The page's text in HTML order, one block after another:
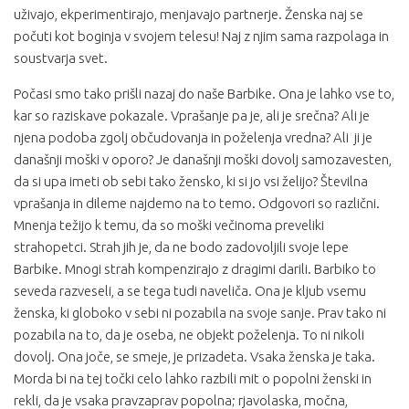
uživajo, ekperimentirajo, menjavajo partnerje. Ženska naj se
počuti kot boginja v svojem telesu! Naj z njim sama razpolaga in
soustvarja svet.
Počasi smo tako prišli nazaj do naše Barbike. Ona je lahko vse to,
kar so raziskave pokazale. Vprašanje pa je, ali je srečna? Ali je
njena podoba zgolj občudovanja in poželenja vredna? Ali ji je
današnji moški v oporo? Je današnji moški dovolj samozavesten,
da si upa imeti ob sebi tako žensko, ki si jo vsi želijo? Številna
vprašanja in dileme najdemo na to temo. Odgovori so različni.
Mnenja težijo k temu, da so moški večinoma preveliki
strahopetci. Strah jih je, da ne bodo zadovoljili svoje lepe
Barbike. Mnogi strah kompenzirajo z dragimi darili. Barbiko to
seveda razveseli, a se tega tudi naveliča. Ona je kljub vsemu
ženska, ki globoko v sebi ni pozabila na svoje sanje. Prav tako ni
pozabila na to, da je oseba, ne objekt poželenja. To ni nikoli
dovolj. Ona joče, se smeje, je prizadeta. Vsaka ženska je taka.
Morda bi na tej točki celo lahko razbili mit o popolni ženski in
rekli, da je vsaka pravzaprav popolna; rjavolaska, močna,